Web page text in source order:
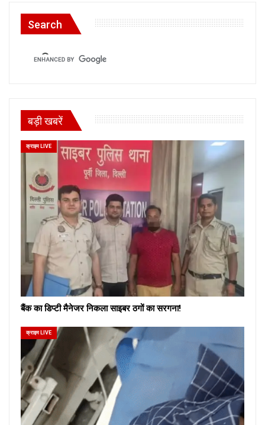
Search
बड़ी खबरें
क्राइम LIVE
बैंक का डिप्टी मैनेजर निकला साइबर ठगों का सरगना!
क्राइम LIVE